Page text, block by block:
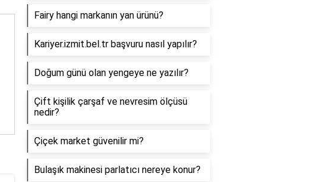
Fairy hangi markanın yan ürünü?
Kariyer.izmit.bel.tr başvuru nasıl yapılır?
Doğum günü olan yengeye ne yazılır?
Çift kişilik çarşaf ve nevresim ölçüsü
nedir?
Çiçek market güvenilir mi?
Bulaşık makinesi parlatıcı nereye konur?